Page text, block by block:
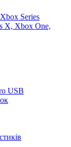
Series
X, Xbox One,
USB